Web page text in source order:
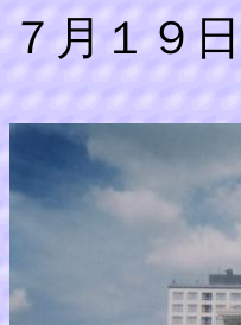
７月１９